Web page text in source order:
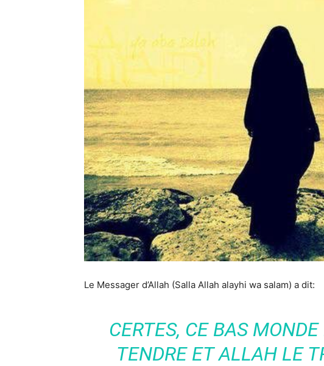
Le Messager d’Allah (Salla Allah alayhi wa salam) a dit:
CERTES, CE BAS
TENDRE ET ALLAH LE